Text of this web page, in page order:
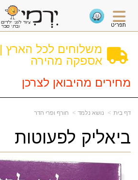
תפריט
משלוחים לכל הארץ |
אספקה מהירה
מחירים מהיבואן לצרכן
דף בית נושא נלמד חורף ופרי הדר
ביאליק לפעוטות